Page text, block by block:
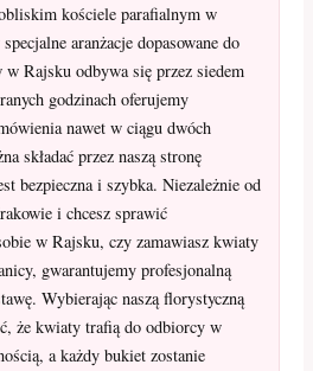
kościele parafialnym w
aranżacje dopasowane do
Rajsku odbywa się przez siedem
godzinach oferujemy
nawet w ciągu dwóch
składać przez naszą stronę
bezpieczna i szybka. Niezależnie od
i chcesz sprawić
w Rajsku, czy zamawiasz kwiaty
gwarantujemy profesjonalną
Wybierając naszą florystyczną
że kwiaty trafią do odbiorcy w
a każdy bukiet zostanie